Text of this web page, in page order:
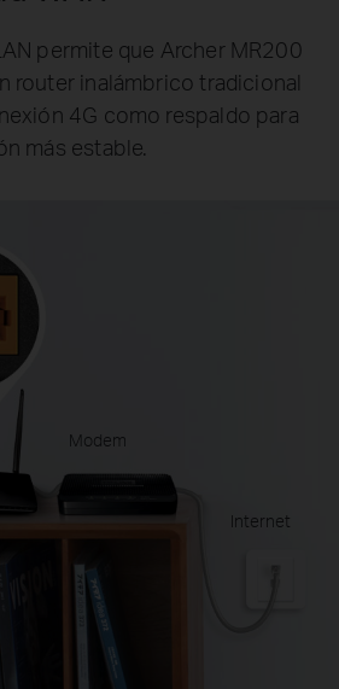
permite que Archer MR200
router inalámbrico tradicional
4G como respaldo para
más estable.
Internet
Modem